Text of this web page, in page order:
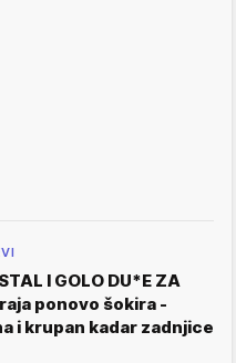
I GOLO DU*E ZA
ponovo šokira -
i krupan kadar zadnjice